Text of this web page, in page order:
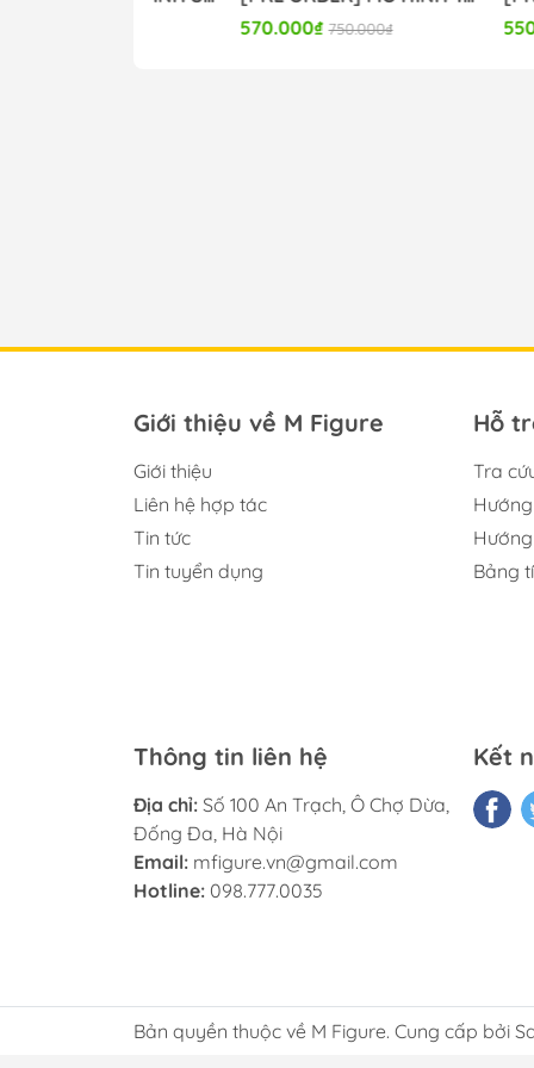
750.000₫
Giới thiệu về M Figure
Giới thiệu
Liên hệ hợp tác
Tin tức
Tin tuyển dụng
Hỗ
Tra
Bảng
Thông tin liên hệ
Địa chỉ: Số 100 An Trạch, Ô Chợ Dừa,
Đống Đa, Hà Nội
Email: mfigure.vn@gmail.com
Hotline: 098.777.0035
Kết
Bản quyền thuộc về M Figure. Cung cấp bởi